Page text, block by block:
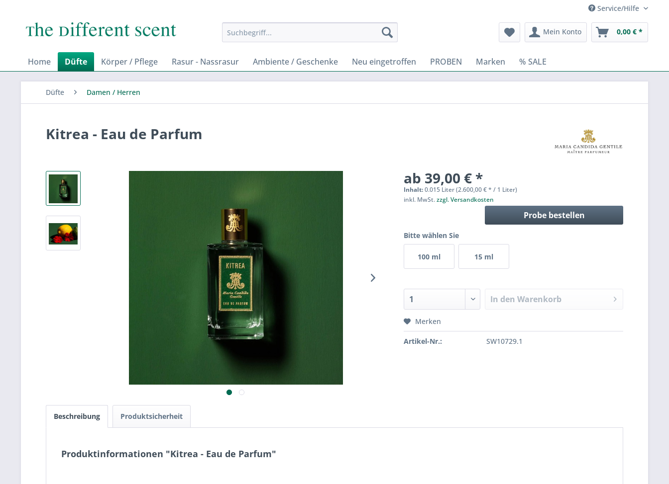
Service/Hilfe
Mein Konto 0,00 € *
Home Düfte Körper / Pflege Rasur - Nassrasur Ambiente / Geschenke Neu eingetroffen PROBEN Marken % SALE
Düfte Damen / Herren
Kitrea - Eau de Parfum
ab 39,00 € *
Inhalt:0.015 Liter (2.600,00 € * / 1 Liter)
inkl. MwSt.zzgl. Versandkosten
Probe bestellen
Bitte wählen Sie
100 ml 15 ml
In den Warenkorb
Merken
Artikel-Nr.: SW10729.1
Beschreibung Produktsicherheit
Produktinformationen "Kitrea - Eau de Parfum"